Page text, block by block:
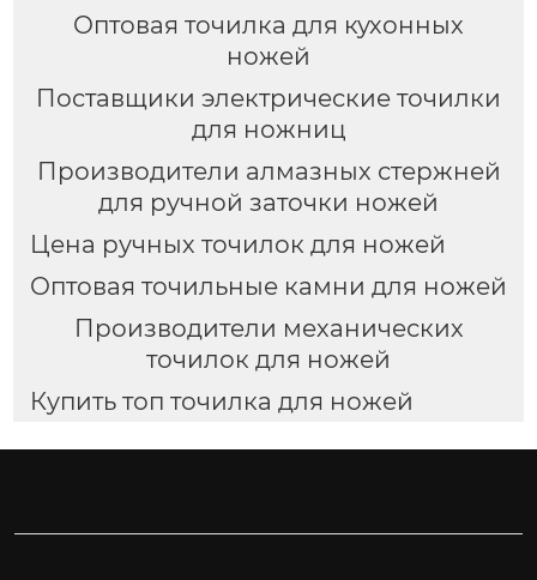
Оптовая точилка для кухонных
ножей
Поставщики электрические точилки
для ножниц
Производители алмазных стержней
для ручной заточки ножей
Цена ручных точилок для ножей
Оптовая точильные камни для ножей
Производители механических
точилок для ножей
Купить топ точилка для ножей